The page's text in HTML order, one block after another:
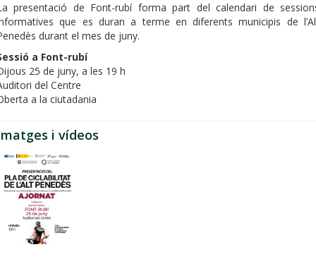
presentació de Font-rubí forma part del calendari de
que es duran a terme en diferents municipis de
durant el mes de juny.
a Font-rubí
25 de juny, a les 19 h
del Centre
a la ciutadania
i vídeos